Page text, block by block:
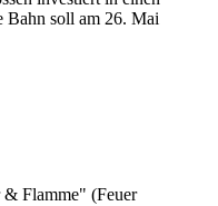
Bahn soll am 26. Mai
Flamme" (Feuer